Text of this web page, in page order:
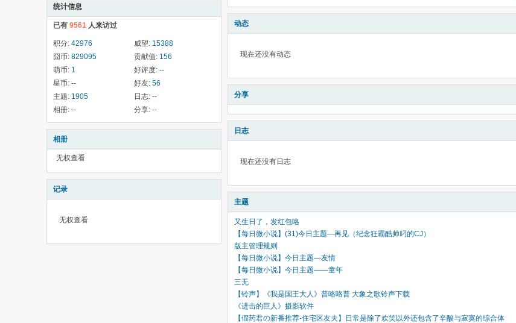
统计信息
已有 9561 人来访过
积分: 42976 威望: 15388
囧币: 829095 贡献值: 156
萌币: 1 好评度: --
星币: -- 好友: 56
主题: 1905 日志: --
相册: -- 分享: --
相册
无权查看
记录
无权查看
动态
现在还没有动态
分享
日志
现在还没有日志
主题
又生日了，发红包咯
【每日微小说】(31)今日主题—再见（纪念狂霸酷帅叼的CJ）
版主管理规则
【每日微小说】今日主题—友情
【每日微小说】今日主题——童年
三无
【铃声】《我是国王大人》普咯咯普 大象之歌铃声下载
《进击的巨人》摄影软件
【假药君の新番推荐-住宅区友夫】日常是除了欢笑以外还包含了辛酸与寂寞的综合体